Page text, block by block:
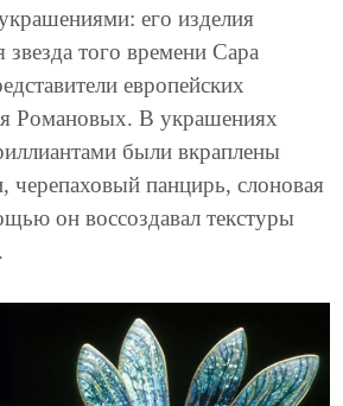
его изделия
звезда того времени Сара
европейских
Романовых. В украшениях
были вкраплены
черепаховый панцирь, слоновая
он воссоздавал текстуры